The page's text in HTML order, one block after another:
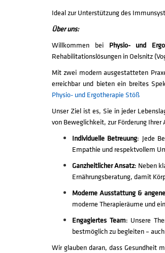
Ideal zur Unterstützung des
Über uns:
Willkommen bei Physio- und
Rehabilitationslösungen in Oelsnitz
Mit zwei modern ausgestatteten
erreichbar und bieten ein breites
Physio- und Ergotherapie Stöß
Unser Ziel ist es, Sie in jeder
von Beweglichkeit, zur Förderung
Individuelle Betreuung: Jede
Empathie und respektvollem
Ganzheitlicher Ansatz: Neben
Ernährungsberatung, damit
Moderne Ausstattung &
moderne Therapieräume und
Engagiertes Team: Unsere
bestmöglich zu begleiten –
Wir glauben daran, dass Gesundheit